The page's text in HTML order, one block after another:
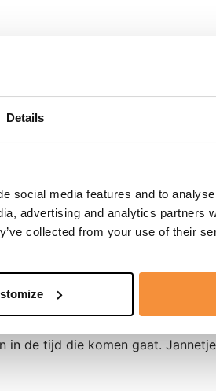
Details
social media features and to
advertising and analytics partners
collected from your use of their
Wij wensen jullie veel kracht toe
zich had en dat ze heel vaak liet
de leuke tijden die we
geval als kuurgast – iemand als
het welslagen van de
in de tijd die komen gaat.